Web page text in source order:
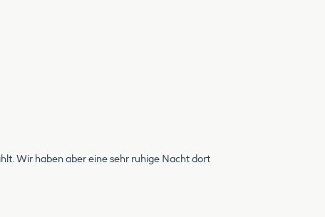
Wir haben aber eine sehr ruhige Nacht dort